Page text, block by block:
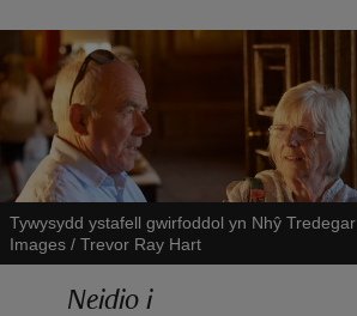
Tywysydd ystafell gwirfoddol yn Nhŷ Tredegar
Images / Trevor Ray Hart
Neidio i